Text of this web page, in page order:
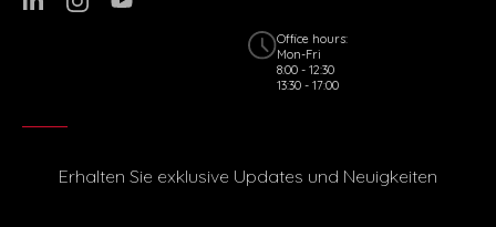
Office hours:
Mon-Fri
8:00 - 12:30
13:30 - 17:00
Erhalten Sie exklusive Updates und Neuigkeiten